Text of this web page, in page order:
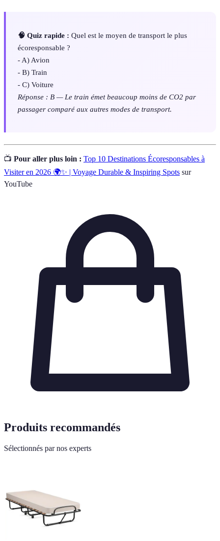
🧠 Quiz rapide : Quel est le moyen de transport le plus
écoresponsable ?
- A) Avion
- B) Train
- C) Voiture
Réponse : B — Le train émet beaucoup moins de CO2 par
passager comparé aux autres modes de transport.
📺 Pour aller plus loin : Top 10 Destinations Écoresponsables à
Visiter en 2026 🌍✨ | Voyage Durable & Inspiring Spots sur
YouTube
Produits recommandés
Sélectionnés par nos experts